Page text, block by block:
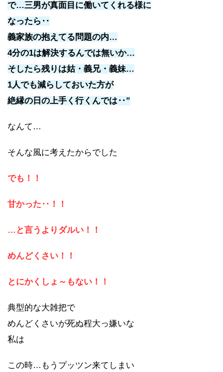
で…三男が真面目に働いてくれる様に
なったら‥
義家族の抱えてる問題の内…
4分の1は解決するんでは無いか…
そしたら残りは姑・義兄・義妹…
1人でも減らしておいた方が
絶縁の日の上手く行くんでは‥”
なんて…
そんな風に考えたからでした
でも！！
甘かった‥！！
…と言うよりダルい！！
めんどくさい！！
とにかくしょ～もない！！
典型的な大雑把で
めんどくさいが死ぬ程大っ嫌いな
私は
この時…もうプッツン来てしまい